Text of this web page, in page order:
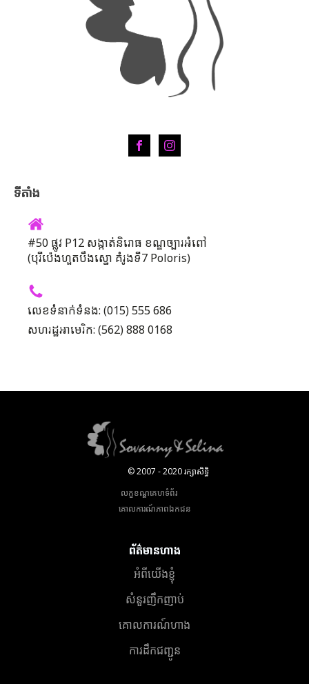
ទីតាំង
#50 ផ្លូវ P12 សង្កាត់និរោធ ខណ្ឌច្បារអំពៅ
(បុរីប៉េងហួតបឹងស្នោ គំរូងទី7 Poloris)
លេខទំនាក់ទំនង: (015) 555 686
សហរដ្ឋអាមេរិក: (562) 888 0168
© 2007 - 2020 រក្សាសិទ្ធិ
លក្ខខណ្ឌគេហទំព័រ
គោលការណ៍​ភាព​ឯកជន
ព័ត៌មានហាង
អំពីយើងខ្ញុំ
សំនួរញឹកញាប់
គោលការណ៍ហាង
ការដឹកជញ្ជូន